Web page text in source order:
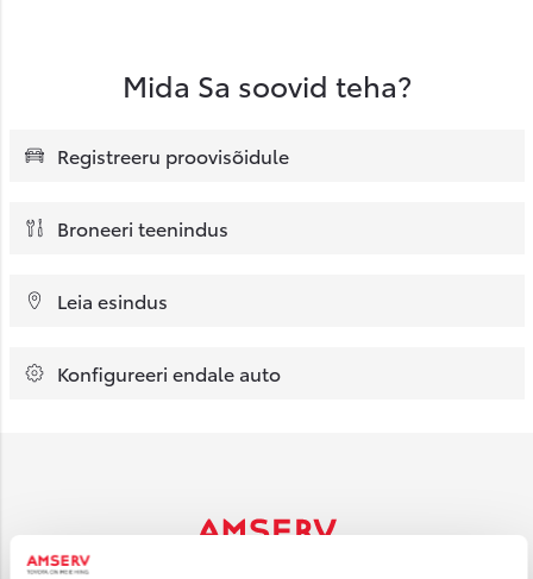
Mida Sa soovid teha?
Registreeru proovisõidule
Broneeri teenindus
Leia esindus
Konfigureeri endale auto